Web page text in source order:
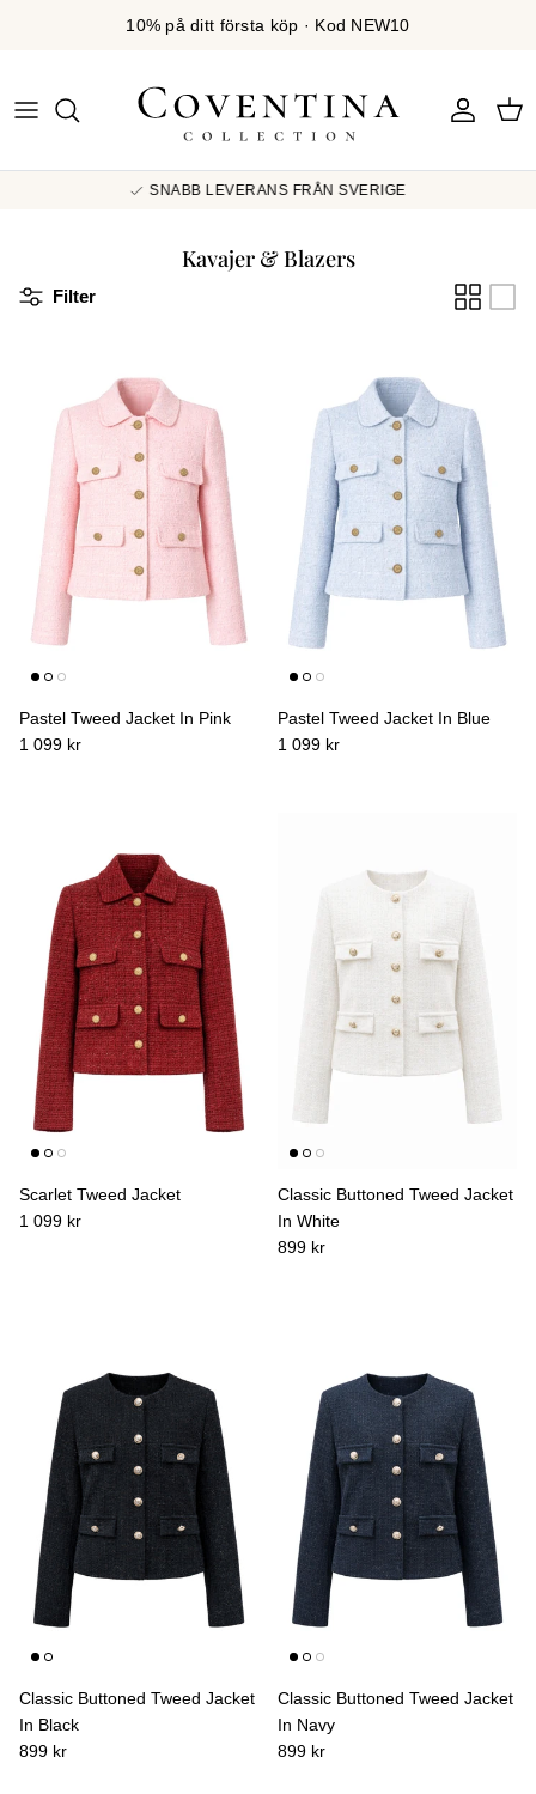
10% på ditt första köp · Kod NEW10
Logga in
SNABB LEVERANS FRÅN SVERIGE
Kavajer & Blazers
Filter
Pastel Tweed Jacket In Pink
1 099 kr
Pastel Tweed Jacket In Blue
1 099 kr
Scarlet Tweed Jacket
1 099 kr
Classic Buttoned Tweed Jacket
In White
899 kr
Classic Buttoned Tweed Jacket
In Black
899 kr
Classic Buttoned Tweed Jacket
In Navy
899 kr